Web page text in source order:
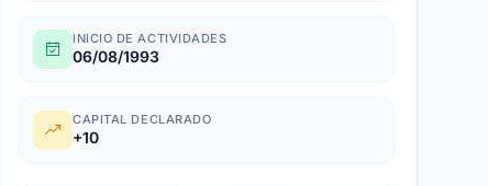
INICIO DE ACTIVIDADES
06/08/1993
CAPITAL DECLARADO
+10